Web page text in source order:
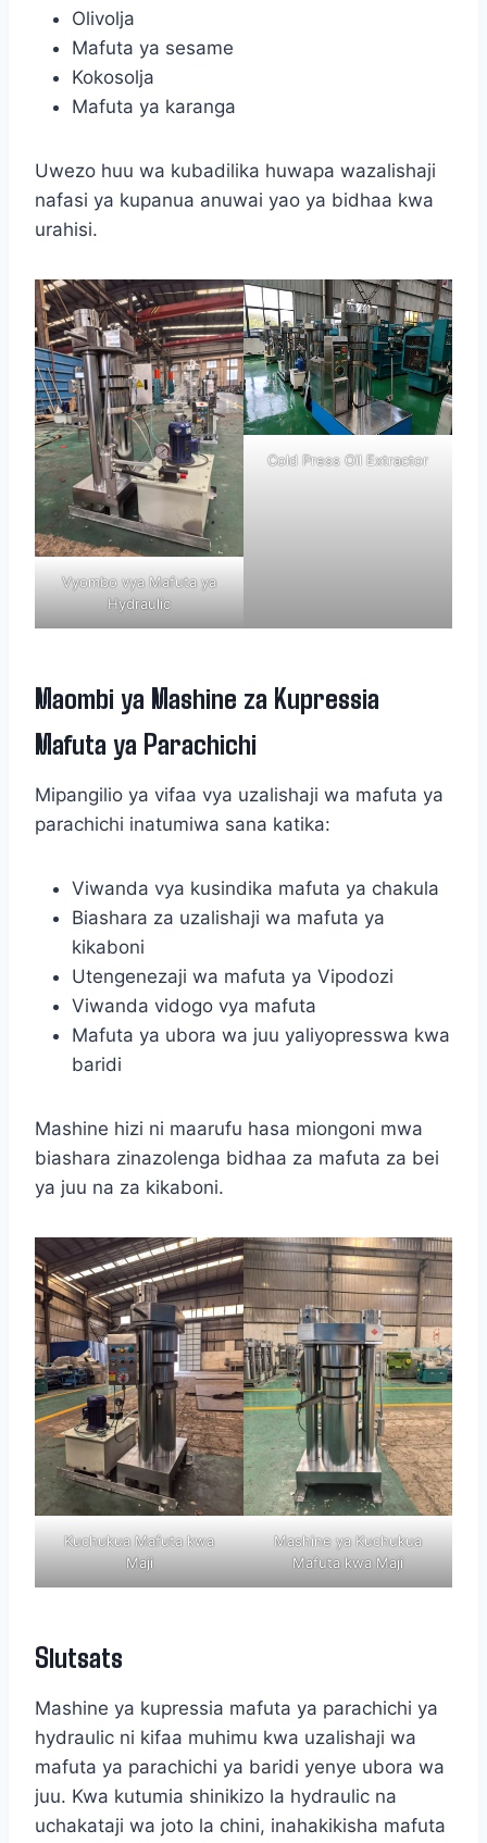
Olivolja
Mafuta ya sesame
Kokosolja
Mafuta ya karanga
Uwezo huu wa kubadilika huwapa wazalishaji
nafasi ya kupanua anuwai yao ya bidhaa kwa
urahisi.
Vyombo vya Mafuta ya
Hydraulic
Cold Press Oil Extractor
Maombi ya Mashine za Kupressia
Mafuta ya Parachichi
Mipangilio ya vifaa vya uzalishaji wa mafuta ya
parachichi inatumiwa sana katika:
Viwanda vya kusindika mafuta ya chakula
Biashara za uzalishaji wa mafuta ya
kikaboni
Utengenezaji wa mafuta ya Vipodozi
Viwanda vidogo vya mafuta
Mafuta ya ubora wa juu yaliyopresswa kwa
baridi
Mashine hizi ni maarufu hasa miongoni mwa
biashara zinazolenga bidhaa za mafuta za bei
ya juu na za kikaboni.
Kuchukua Mafuta kwa
Maji
Mashine ya Kuchukua
Mafuta kwa Maji
Slutsats
Mashine ya kupressia mafuta ya parachichi ya
hydraulic ni kifaa muhimu kwa uzalishaji wa
mafuta ya parachichi ya baridi yenye ubora wa
juu. Kwa kutumia shinikizo la hydraulic na
uchakataji wa joto la chini, inahakikisha mafuta